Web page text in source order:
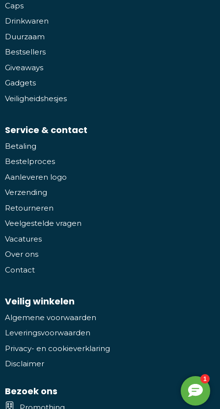
Caps
Drinkwaren
Duurzaam
Bestsellers
Giveaways
Gadgets
Veiligheidshesjes
Service & contact
Betaling
Bestelproces
Aanleveren logo
Verzending
Retourneren
Veelgestelde vragen
Vacatures
Over ons
Contact
Veilig winkelen
Algemene voorwaarden
Leveringsvoorwaarden
Privacy- en cookieverklaring
Disclaimer
Bezoek ons